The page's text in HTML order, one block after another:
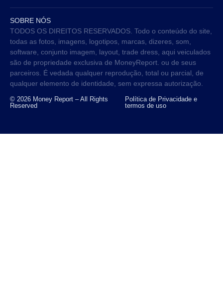
SOBRE NÓS
TODOS OS DIREITOS RESERVADOS. Todo o conteúdo do site,
todas as fotos, imagens, logotipos, marcas, dizeres, som,
software, conjunto imagem, layout, trade dress, aqui veiculados
são de propriedade exclusiva de MoneyReport. ou de seus
parceiros. É vedada qualquer reprodução, total ou parcial, de
qualquer elemento de identidade, sem expressa autorização.
© 2026 Money Report – All Rights
Reserved
Política de Privacidade e
termos de uso